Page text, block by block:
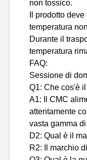
non tossico.
Il prodotto
temperatura
Durante il
temperatura
FAQ:
Sessione di
Q1: Che cos'è
A1: Il CMC
attentamente
vasta gamma
D2: Qual è il
R2: Il marchio